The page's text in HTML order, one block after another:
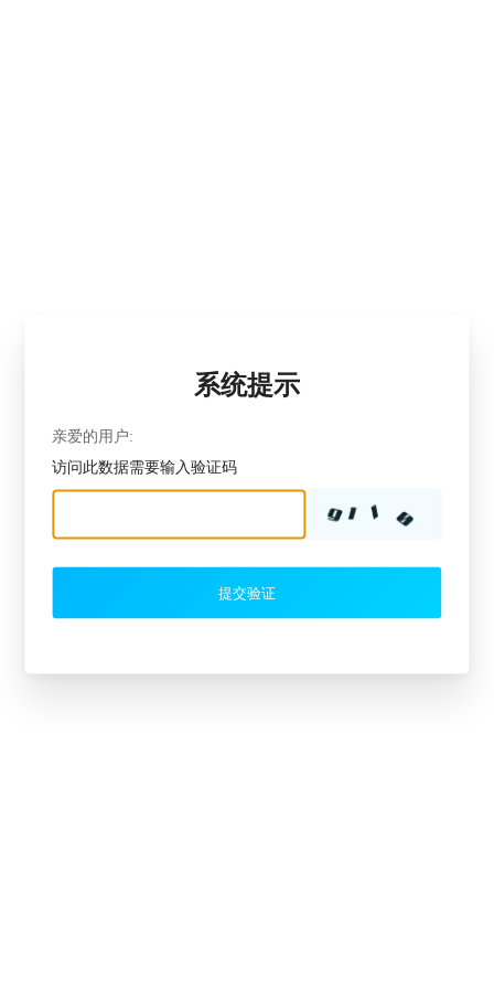
系统提示
亲爱的用户:
访问此数据需要输入验证码